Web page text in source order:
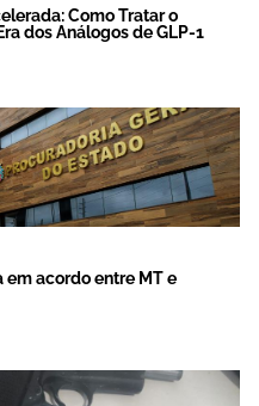
Como Tratar o
dos Análogos de GLP-1
acordo entre MT e